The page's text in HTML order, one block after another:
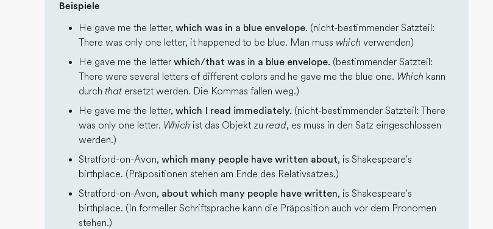
Beispiele
He gave me the letter, which was in a blue envelope. (nicht-bestimmender Satzteil:
There was only one letter, it happened to be blue. Man muss which verwenden)
He gave me the letter which/that was in a blue envelope. (bestimmender Satzteil:
There were several letters of different colors and he gave me the blue one. Which kann
durch that ersetzt werden. Die Kommas fallen weg.)
He gave me the letter, which I read immediately. (nicht-bestimmender Satzteil: There
was only one letter. Which ist das Objekt zu read, es muss in den Satz eingeschlossen
werden.)
Stratford-on-Avon, which many people have written about, is Shakespeare's
birthplace. (Präpositionen stehen am Ende des Relativsatzes.)
Stratford-on-Avon, about which many people have written, is Shakespeare's
birthplace. (In formeller Schriftsprache kann die Präposition auch vor dem Pronomen
stehen.)